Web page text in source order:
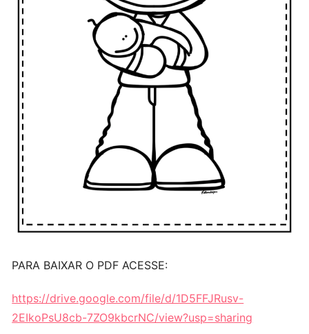
PARA BAIXAR O PDF ACESSE:
https://drive.google.com/file/d/1D5FFJRusv-
2EIkoPsU8cb-7ZO9kbcrNC/view?usp=sharing